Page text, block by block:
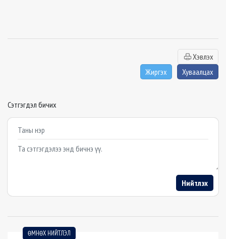
Хэвлэх
Жиргэх
Хуваалцах
Сэтгэгдэл бичих
Example textarea
Нийтлэх
ӨМНӨХ НИЙТЛЭЛ